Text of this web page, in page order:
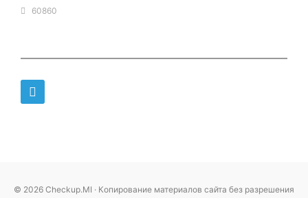
60860
© 2026 Checkup.MI · Копирование материалов сайта без разрешения